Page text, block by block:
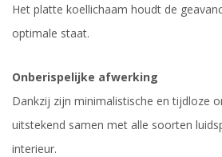
Het platte koellichaam houdt de
optimale staat.
Onberispelijke afwerking
Dankzij zijn minimalistische en tijdloze
uitstekend samen met alle soorten
interieur.